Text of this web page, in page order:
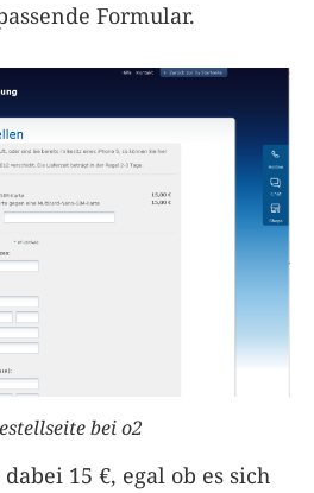
Formular.
bei o2
15 €, egal ob es sich